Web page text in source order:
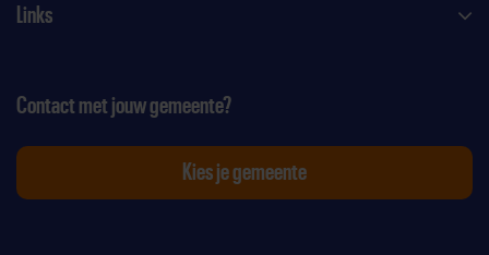
Links
Contact met jouw gemeente?
Kies je gemeente